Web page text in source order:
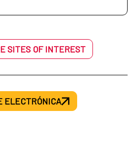
SITES OF INTEREST
ELECTRÓNICA